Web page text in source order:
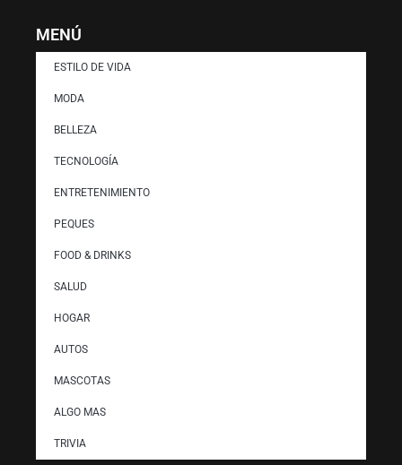
MENÚ
ESTILO DE VIDA
MODA
BELLEZA
TECNOLOGÍA
ENTRETENIMIENTO
PEQUES
FOOD & DRINKS
SALUD
HOGAR
AUTOS
MASCOTAS
ALGO MAS
TRIVIA